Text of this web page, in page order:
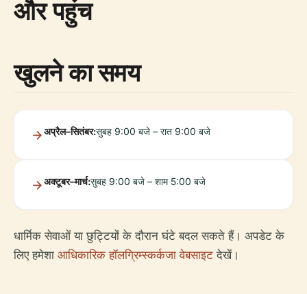
और पहुंच
खुलने का समय
अप्रैल–सितंबर:सुबह 9:00 बजे – रात 9:00 बजे
अक्टूबर–मार्च:सुबह 9:00 बजे – शाम 5:00 बजे
धार्मिक सेवाओं या छुट्टियों के दौरान घंटे बदल सकते हैं। अपडेट के
लिए हमेशा आधिकारिक हॉलग्रिम्स्कर्कजा वेबसाइट देखें।